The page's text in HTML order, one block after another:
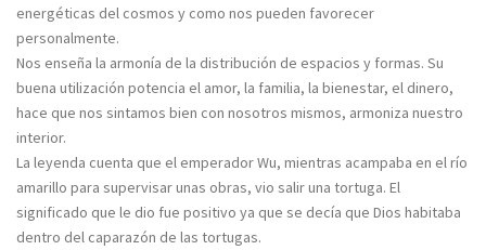
energéticas del cosmos y como nos pueden favorecer
personalmente.
Nos enseña la armonía de la distribución de espacios y formas. Su
buena utilización potencia el amor, la familia, la bienestar, el dinero,
hace que nos sintamos bien con nosotros mismos, armoniza nuestro
interior.
La leyenda cuenta que el emperador Wu, mientras acampaba en el río
amarillo para supervisar unas obras, vio salir una tortuga. El
significado que le dio fue positivo ya que se decía que Dios habitaba
dentro del caparazón de las tortugas.